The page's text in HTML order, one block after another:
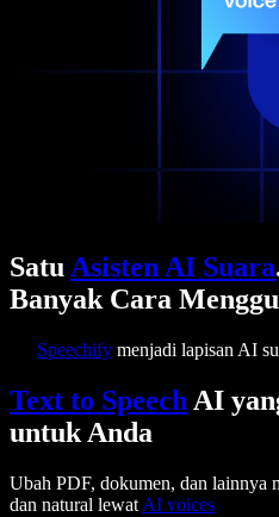
Satu Asisten AI Suara
Banyak Cara
Speechify menjadi lapisan AI
Text to Speech AI
untuk Anda
Ubah PDF, dokumen, dan lainnya
dan natural lewat AI voices